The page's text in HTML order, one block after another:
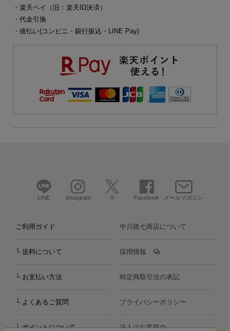
・楽天ペイ（旧：楽天ID決済）
・代金引換
・後払い(コンビニ・銀行振込・LINE Pay)
LINE Instagram X Facebook メールマガジン
ご利用ガイド
└ 送料について
└ お支払い方法
└ よくあるご質問
└ ポイントについて
中川政七商店について
採用情報
特定商取引法の表記
プライバシーポリシー
法人のお客様の